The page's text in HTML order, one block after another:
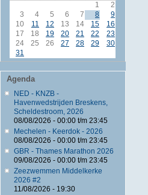
1
2
3
4 5 6 7 8
9
10
11 12 13 14 15
16
17
18 19 20 21 22
23
24
25 26 27 28 29
30
31
Agenda
NED - KNZB -
Havenwedstrijden Breskens,
Scheldestroom, 2026
08/08/2026 - 00:00t/m 23:45
Mechelen - Keerdok - 2026
08/08/2026 - 00:00t/m 23:45
GBR - Thames Marathon 2026
09/08/2026 - 00:00t/m 23:45
Zeezwemmen Middelkerke
2026 #2
11/08/2026 - 19:30